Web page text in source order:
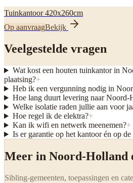
Tuinkantoor 420x260cm
Op aanvraagBekijk
Veelgestelde vragen
Wat kost een houten tuinkantor in
plaatsing?+
Heb ik een vergunning nodig in
Hoe lang duurt levering naar Noord-
Welke isolatie raden jullie aan voor
Hoe regel ik de elektra?+
Kan ik wifi en netwerk meenemen?+
Is er garantie op het kantoor én op de
Meer in Noord-Holland
Sibling-gemeenten, toepassingen en